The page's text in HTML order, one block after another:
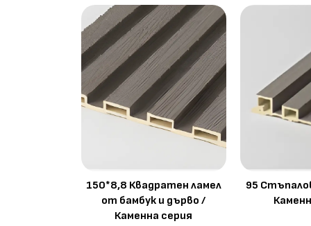
150*8,8 Квадратен ламел
от бамбук и дърво /
Каменна серия
95